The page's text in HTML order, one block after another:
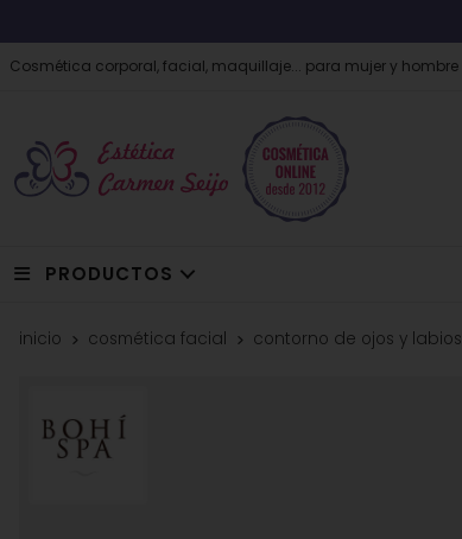
Cosmética corporal, facial, maquillaje... para mujer y hombre
PRODUCTOS
inicio cosmética facial contorno de ojos y labios